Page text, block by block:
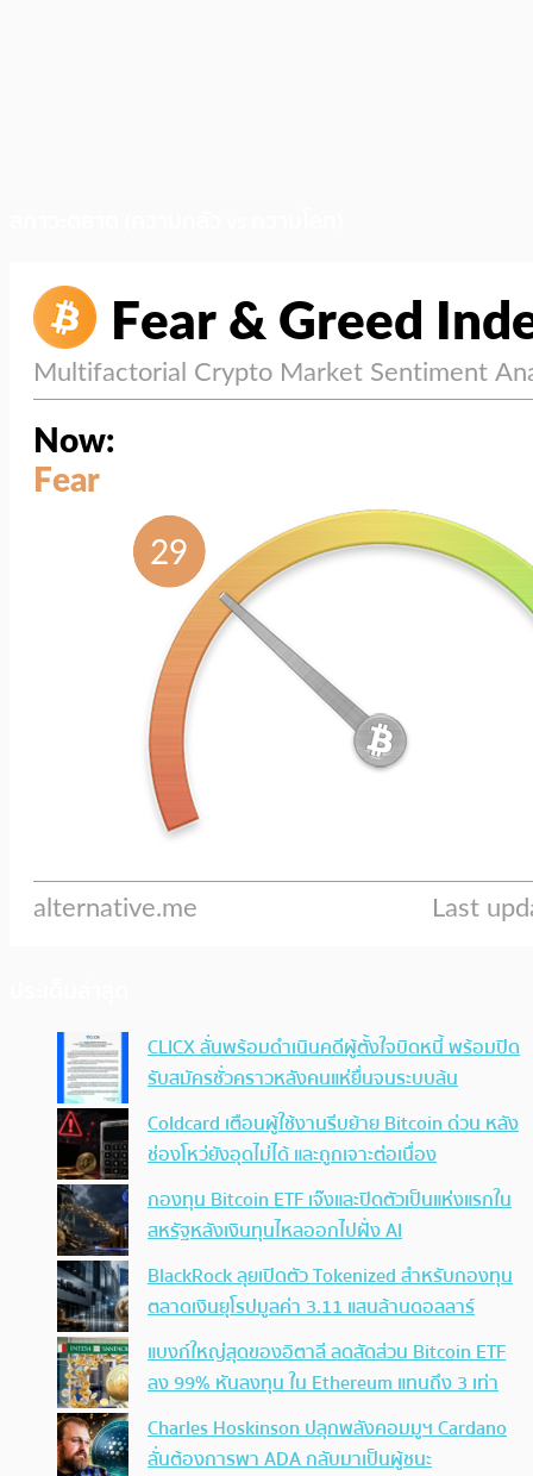
CLICX ลั่นพร้อมดำเนินคดีผู้ตั้งใจบิดหนี้ พร้อมปิด
รับสมัครชั่วคราวหลังคนแห่ยื่นจนระบบล้น
Coldcard เตือนผู้ใช้งานรีบย้าย Bitcoin ด่วน หลัง
ช่องโหว่ยังอุดไม่ได้ และถูกเจาะต่อเนื่อง
กองทุน Bitcoin ETF เจ๊งและปิดตัวเป็นแห่งแรกใน
สหรัฐหลังเงินทุนไหลออกไปฝั่ง AI
BlackRock ลุยเปิดตัว Tokenized สำหรับกองทุน
ตลาดเงินยุโรปมูลค่า 3.11 แสนล้านดอลลาร์
แบงก์ใหญ่สุดของอิตาลี ลดสัดส่วน Bitcoin ETF
ลง 99% หันลงทุน ใน Ethereum แทนถึง 3 เท่า
Charles Hoskinson ปลุกพลังคอมมูฯ Cardano
ลั่นต้องการพา ADA กลับมาเป็นผู้ชนะ